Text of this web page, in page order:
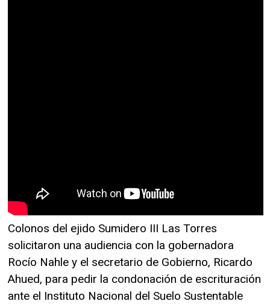
Colonos del ejido Sumidero III Las Torres
solicitaron una audiencia con la gobernadora
Rocío Nahle y el secretario de Gobierno, Ricardo
Ahued, para pedir la condonación de escrituración
ante el Instituto Nacional del Suelo Sustentable